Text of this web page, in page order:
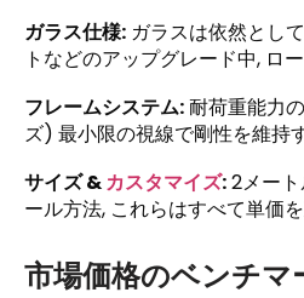
ガラス仕様: ガラスは依然とし
トなどのアップグレード中, ロ
フレームシステム:耐荷重能力
ズ) 最小限の視線で剛性を維持
サイズ &カスタマイズ:2メー
ール方法, これらはすべて単価
市場価格のベンチマ